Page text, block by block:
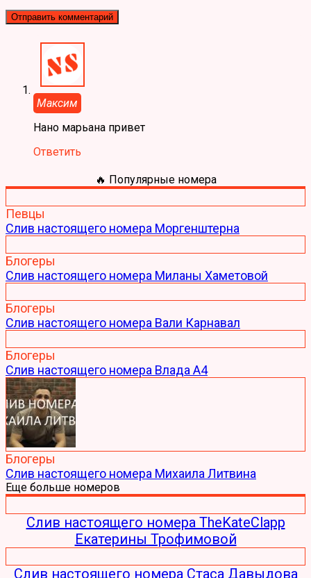
Максим
Нано марьана привет
Ответить
🔥 Популярные номера
Певцы
Слив настоящего номера Моргенштерна
Блогеры
Слив настоящего номера Миланы Хаметовой
Блогеры
Слив настоящего номера Вали Карнавал
Блогеры
Слив настоящего номера Влада А4
Блогеры
Слив настоящего номера Михаила Литвина
Еще больше номеров
Слив настоящего номера TheKateClapp
Екатерины Трофимовой
Слив настоящего номера Стаса Давыдова